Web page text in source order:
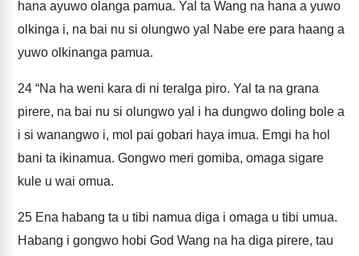
hana ayuwo olanga pamua. Yal ta Wang na hana a yuwo
olkinga i, na bai nu si olungwo yal Nabe ere para haang a
yuwo olkinanga pamua.
24 “Na ha weni kara di ni teralga piro. Yal ta na grana
pirere, na bai nu si olungwo yal i ha dungwo doling bole a
i si wanangwo i, mol pai gobari haya imua. Emgi ha hol
bani ta ikinamua. Gongwo meri gomiba, omaga sigare
kule u wai omua.
25 Ena habang ta u tibi namua diga i omaga u tibi umua.
Habang i gongwo hobi God Wang na ha diga pirere, tau